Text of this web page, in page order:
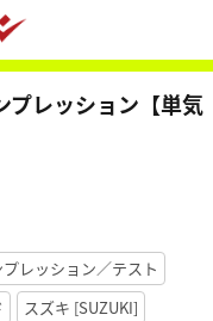
プレッション【単気
レッション／テスト
スズキ [SUZUKI]